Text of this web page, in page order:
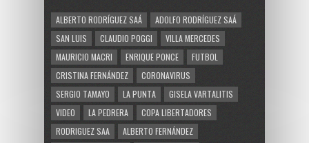
ALBERTO RODRÍGUEZ SAÁ
ADOLFO RODRÍGUEZ SAÁ
SAN LUIS
CLAUDIO POGGI
VILLA MERCEDES
MAURICIO MACRI
ENRIQUE PONCE
FUTBOL
CRISTINA FERNÁNDEZ
CORONAVIRUS
SERGIO TAMAYO
LA PUNTA
GISELA VARTALITIS
VIDEO
LA PEDRERA
COPA LIBERTADORES
RODRIGUEZ SAA
ALBERTO FERNÁNDEZ